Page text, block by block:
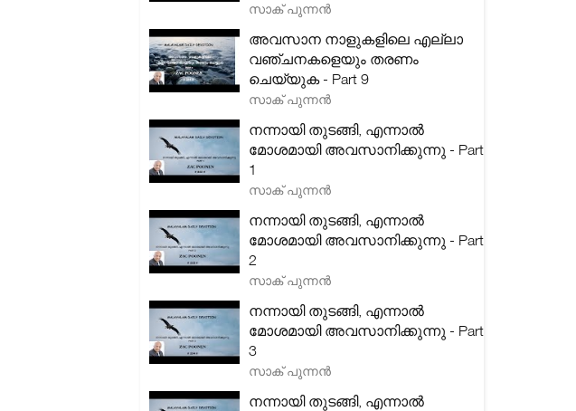
സാക് പുന്നൻ
അവസാന നാളുകളിലെ എല്ലാ
വഞ്ചനകളെയും തരണം
ചെയ്യുക - Part 9
സാക് പുന്നൻ
നന്നായി തുടങ്ങി, എന്നാൽ
മോശമായി അവസാനിക്കുന്നു - Part
1
സാക് പുന്നൻ
നന്നായി തുടങ്ങി, എന്നാൽ
മോശമായി അവസാനിക്കുന്നു - Part
2
സാക് പുന്നൻ
നന്നായി തുടങ്ങി, എന്നാൽ
മോശമായി അവസാനിക്കുന്നു - Part
3
സാക് പുന്നൻ
നന്നായി തുടങ്ങി, എന്നാൽ